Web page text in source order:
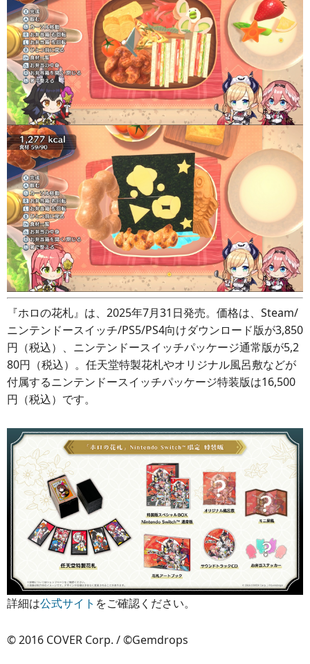
『ホロの花札』は、2025年7月31日発売。価格は、Steam/
ニンテンドースイッチ/PS5/PS4向けダウンロード版が3,850
円（税込）、ニンテンドースイッチパッケージ通常版が5,2
80円（税込）。任天堂特製花札やオリジナル風呂敷などが
付属するニンテンドースイッチパッケージ特装版は16,500
円（税込）です。
詳細は公式サイト をご確認ください。
© 2016 COVER Corp. / ©Gemdrops